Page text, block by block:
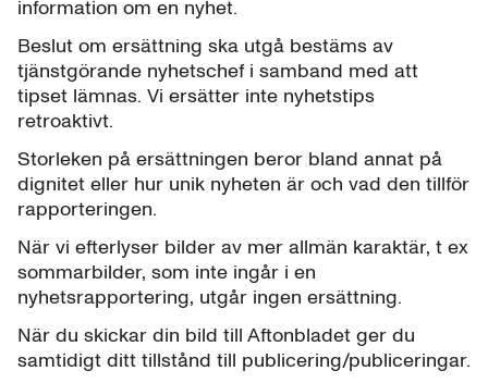
information om en nyhet.
Beslut om ersättning ska utgå bestäms av
tjänstgörande nyhetschef i samband med att
tipset lämnas. Vi ersätter inte nyhetstips
retroaktivt.
Storleken på ersättningen beror bland annat på
dignitet eller hur unik nyheten är och vad den tillför
rapporteringen.
När vi efterlyser bilder av mer allmän karaktär, t ex
sommarbilder, som inte ingår i en
nyhetsrapportering, utgår ingen ersättning.
När du skickar din bild till Aftonbladet ger du
samtidigt ditt tillstånd till publicering/publiceringar.